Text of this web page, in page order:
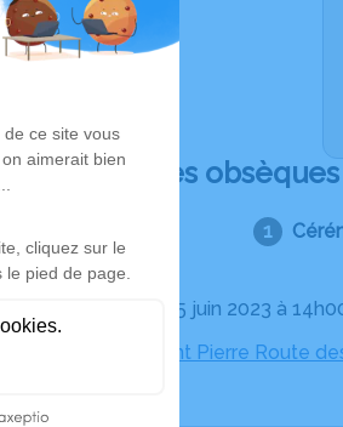
Déroulé des obsèques
Le lundi 05 juin 2023 à
Eglise Saint Pierre Route